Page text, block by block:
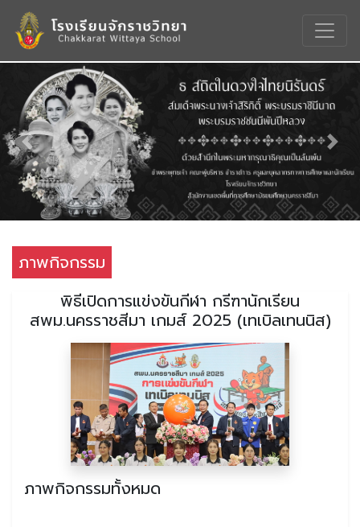
Previous Next
ภาพกิจกรรม
พิธีเปิดการแข่งขันกีฬา กรีฑานักเรียน
สพม.นครราชสีมา เกมส์ 2025 (เทเบิลเทนนิส)
ภาพกิจกรรมทั้งหมด